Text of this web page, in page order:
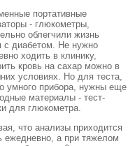
портативные
- глюкометры,
облегчили жизнь
диабетом. Не нужно
ходить в клинику,
кровь на сахар можно в
условиях. Но для теста,
умного прибора, нужны еще
материалы - тест-
для глюкометра.
что анализы приходится
ежедневно, а при тяжелом